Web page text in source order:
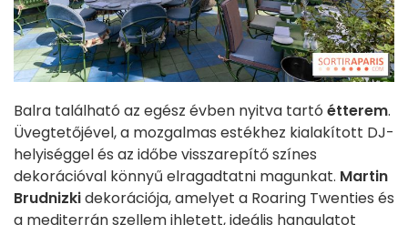
Balra található az egész évben nyitva tartó étterem.
Üvegtetőjével, a mozgalmas estékhez kialakított DJ-
helyiséggel és az időbe visszarepítő színes
dekorációval könnyű elragadtatni magunkat. Martin
Brudnizkidekorációja, amelyet a Roaring Twenties és
a mediterrán szellem ihletett, ideális hangulatot